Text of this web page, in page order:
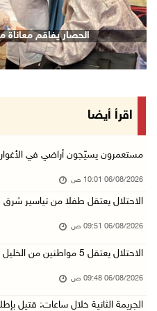
(محدث) الاحتلال يواصل عدوانه
06/آب/2026 09:25 ص
السلطات الإسرائيلية تهدم
الاحتلال يعتقل شابا من دير
الاحتلال يعتقل 4 مواطنين من محافظة نابلس
06/آب/2026 08:36 ص
الاحتلال يقتحم قلقيلية وعزون
تواصل انتهاكات الاحتلال
05/آب/2026 11:08 م
الحصار يفاقم
اقرأ أيضا
مستعمرون يسيّجون أراضي في الأغوار
06/08/2026 10:01 ص
الاحتلال يعتقل طفلا من تياسير
06/08/2026 09:51 ص
الاحتلال يعتقل 5 مواطنين من الخليل
06/08/2026 09:48 ص
الجريمة الثانية خلال ساعات: قتيل